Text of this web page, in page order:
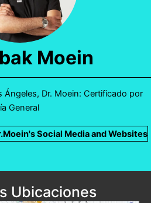
Moein
Ángeles, Dr. Moein: Certificado por
General
Social Media and Websites
Ubicaciones